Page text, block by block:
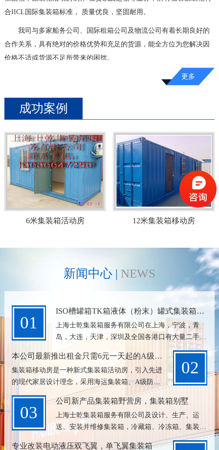
合IICL国际集装箱标准， 质量优良，坚固耐用。
我司与多家船务公司、国际租箱公司及物流公司有着长期良好的
合作关系，具有绝对的价格优势和充足的货源，能全方位为您解决因
价格不适或货源不足所带来的困扰。
公司在上海市宝山区宝杨路拥有堆场9000平方米，拥有两台集装
便客户随时到堆场看箱、订箱、修箱、提箱，我公司长期在上海以及
全国其它各大城市（上海，江苏，宁波，安徽，青岛，天津，深圳，
武汉，）销售，租赁，买卖，维修，各种规格二手集装箱，集装箱活
动房，二手冷藏箱，冷冻箱，集装箱运输。
公司汇集数名从事冷藏车厢改装技术多年的高级工程师以及多名
技术工人，技术力量雄厚，可承接各种尺寸的冷藏车厢及活动房等改
装业务，公司现有美国开利、冷王、三菱、大金四大制冷机，专业维
修冷藏箱/冷冻箱，公司拥有多部集装箱专用拖车，以优惠的价格，优
质的服务，安全快捷。集装箱/冷藏箱租售热线：13681613712 本公
更多
成功案例
6米集装箱活动房 12米集装箱移动房
新闻中心 | NEWS
01
ISO槽罐箱TK箱液体（粉末）罐式集装箱租
售
上海士乾集装箱服务有限公司在上海，宁波，青
岛，大连，天津，深圳及全国各港口有大量二手集
装箱，全新集装箱和活动房等出售出租，干货箱
20GP，40GP，40HC，45HC一律底价出售，开顶
集装箱，...
02
本公司最新推出租金只需6元一天起的A级防
火集装箱活动房，无需赔偿！！！
集装箱移动房是一种新式集装箱活动房，引入先进
的现代家居设计理念，采用海运集装箱、A级防火
岩棉夹芯板、油漆等材料经过标准的工艺流程精制
而成的一体式集装箱活动房，可以随意拼接...
03
公司新产品集装箱野营房，集装箱别墅
上海士乾集装箱服务有限公司及设计、生产、运
送、安装并维修集装箱，冷藏箱、冷冻箱、集装箱
活动房、集装箱移动房、集装箱宿舍、集装箱仓
专业改装电动液压双飞翼，单飞翼集装箱